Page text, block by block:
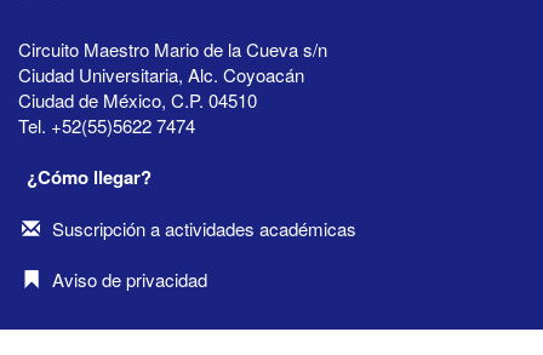
Circuito Maestro Mario de la Cueva s/n
Ciudad Universitaria, Alc. Coyoacán
Ciudad de México, C.P. 04510
Tel. +52(55)5622 7474
¿Cómo llegar?
Suscripción a actividades académicas
Aviso de privacidad